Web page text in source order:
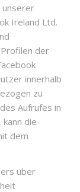
unserer
Ireland Ltd.
der
innerhalb
zu
Aufrufes in
die
dem
über